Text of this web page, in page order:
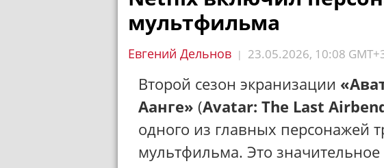
мультфильма
Евгений Дельнов | 23.05.2026, 10:08
Второй сезон экранизации
Аанге» (Avatar: The Last
одного из главных персонажей
мультфильма. Это